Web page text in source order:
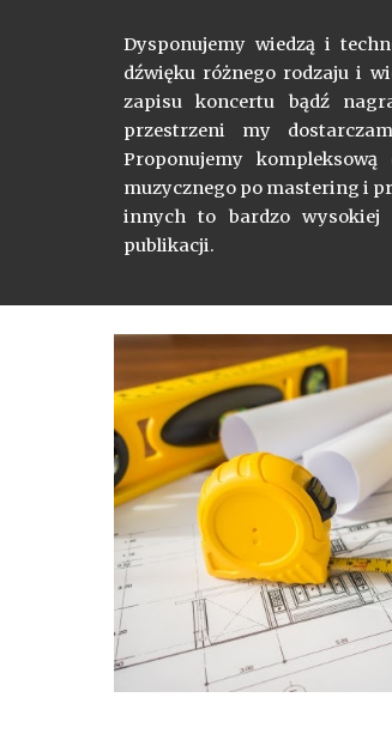
Dysponujemy wiedzą i
dźwięku różnego rodzaju i
zapisu koncertu bądź
przestrzeni my
Proponujemy
muzycznego po mastering i
innych to bardzo wysokiej
publikacji.